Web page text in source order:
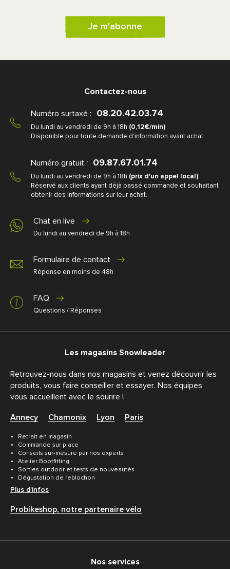
Je m'abonne
Contactez-nous
Numéro surtaxé : 08.20.42.03.74
Du lundi au vendredi de 9h à 18h (0,12€/min)
Disponible pour toute demande d'information avant achat.
Numéro gratuit : 09.87.67.01.74
Du lundi au vendredi de 9h à 18h (prix d'un appel local)
Réservé aux clients ayant déjà passé commande et souhaitant
obtenir des informations sur leur achat.
Chat en live
Du lundi au vendredi de 9h à 18h
Formulaire de contact
Réponse en moins de 48h
FAQ
Questions / Réponses
Les magasins Snowleader
Retrouvez-nous dans nos magasins et venez découvrir les
produits, vous faire conseiller et essayer. Nos équipes
vous accueillent avec le sourire !
Annecy Chamonix Lyon Paris
Retrait en magasin
Commande sur place
Conseils sur-mesure par nos experts
Atelier Bootfitting
Sorties outdoor et tests de nouveautés
Dégustation de reblochon
Plus d'infos
Probikeshop, notre partenaire vélo
Nos services